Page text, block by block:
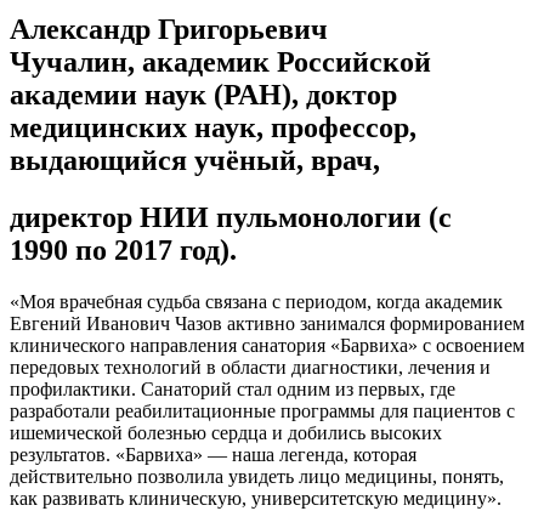
Александр Григорьевич
Чучалин, академик Российской
академии наук (РАН), доктор
медицинских наук, профессор,
выдающийся учёный, врач,
директор НИИ пульмонологии (с
1990 по 2017 год).
«Моя врачебная судьба связана с периодом, когда академик
Евгений Иванович Чазов активно занимался формированием
клинического направления санатория «Барвиха» с освоением
передовых технологий в области диагностики, лечения и
профилактики. Санаторий стал одним из первых, где
разработали реабилитационные программы для пациентов с
ишемической болезнью сердца и добились высоких
результатов. «Барвиха» — наша легенда, которая
действительно позволила увидеть лицо медицины, понять,
как развивать клиническую, университетскую медицину».